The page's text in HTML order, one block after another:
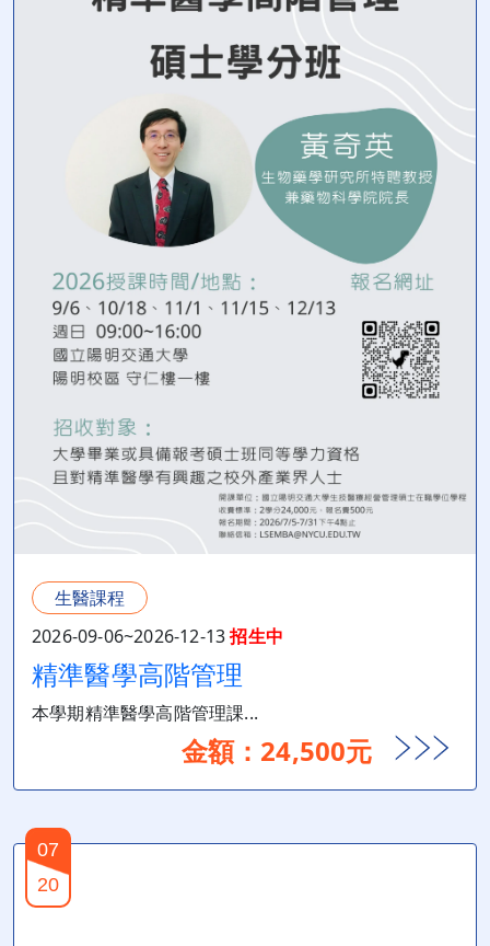
生醫課程
2026-09-06~2026-12-13招生中
精準醫學高階管理
本學期精準醫學高階管理課...
金額：24,500元
07
20